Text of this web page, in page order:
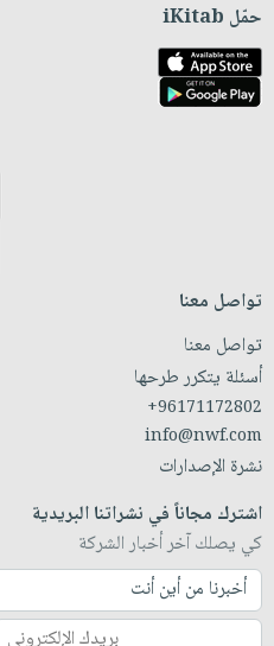
حمّل iKitab
تواصل معنا
تواصل معنا
أسئلة يتكرر طرحها
+96171172802
info@nwf.com
نشرة الإصدارات
اشترك مجاناً في نشراتنا البريدية
كي يصلك آخر أخبار الشركة